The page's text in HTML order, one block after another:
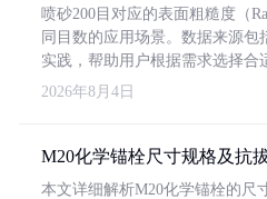
喷砂200目对应的表面粗糙度（
同目数的应用场景。数据来源包
实践，帮助用户根据需求选择合
2026年8月4日
M20化学锚栓尺寸规格及抗
本文详细解析M20化学锚栓的尺